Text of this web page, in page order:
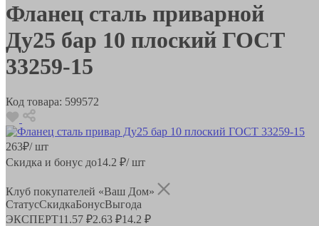
Фланец сталь приварной
Ду25 бар 10 плоский ГОСТ
33259-15
Код товара: 599572
263₽/ шт
Скидка и бонус до14.2 ₽/ шт
Клуб покупателей «Ваш Дом»
СтатусСкидкаБонусВыгода
ЭКСПЕРТ11.57 ₽2.63 ₽14.2 ₽